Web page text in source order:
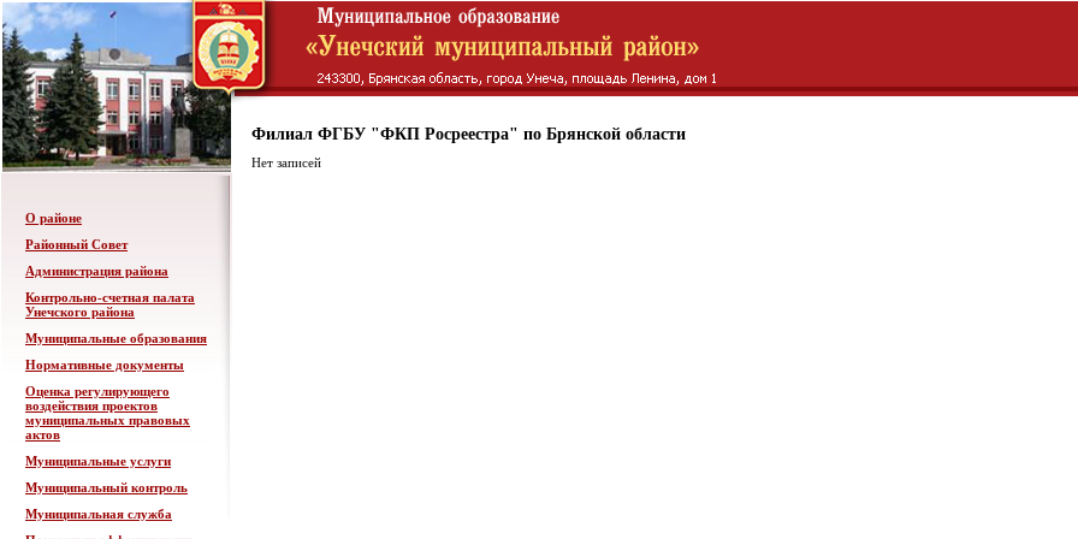
О районе
Районный Совет
Администрация района
Контрольно-счетная палата
Унечского района
Муниципальные образования
Нормативные документы
Оценка регулирующего
воздействия проектов
муниципальных правовых
актов
Муниципальные услуги
Муниципальный контроль
Муниципальная служба
Филиал ФГБУ "ФКП Росреестра" по Брянской области
Нет записей